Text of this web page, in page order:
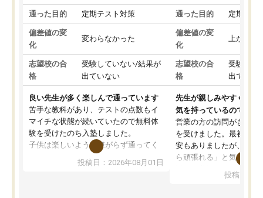
通った目的 定期テスト対策
偏差値の変
化
変わらなかった
志望校の合
格
受験していない/結果が
出ていない
良い先生が多く楽しんで通っています
苦手な教科があり、テストの点数もイ
マイチな状態が続いていたので無料体
験を受けたのち入塾しました。
子供は楽しいようで嫌がらず通ってく
先生は良い方が多く、いつも笑顔で対
投稿日：2026年08月01日
通った目的 定期テス
偏差値の変
化
上がった
志望校の合
格
受験して
出ていな
先生が親しみやすく勉強
気を持っているので安心
営業の方の訪問がきっか
を受けました。最初は続
安もありましたが、子ど
ら頑張れる」と気に入り
ても分かりやすく、学
投稿日：